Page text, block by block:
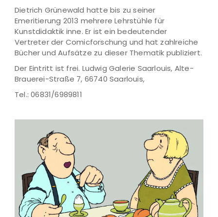
Dietrich Grünewald hatte bis zu seiner
Emeritierung 2013 mehrere Lehrstühle für
Kunstdidaktik inne. Er ist ein bedeutender
Vertreter der Comicforschung und hat zahlreiche
Bücher und Aufsätze zu dieser Thematik publiziert.
Der Eintritt ist frei. Ludwig Galerie Saarlouis, Alte-
Brauerei-Straße 7, 66740 Saarlouis,
Tel.: 06831/6989811